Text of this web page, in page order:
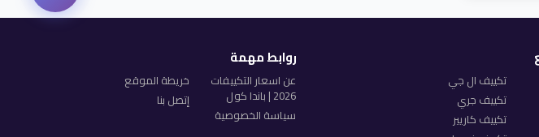
تكييف ال جي
تكييف جري
تكييف كاريير
روابط مهمة
عن اسعار التكييفات
2026 | باندا كول
سياسة الخصوصية
خريطة الموقع
إتصل بنا